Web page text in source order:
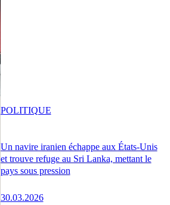
Un navire iranien échappe aux États-Unis
et trouve refuge au Sri Lanka, mettant le
pays sous pression
30.03.2026
POLITIQUE